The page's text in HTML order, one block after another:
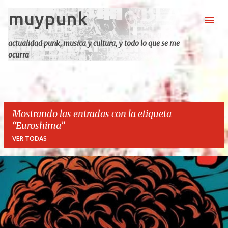
Ir al contenido principal
muypunk
actualidad punk, musica y cultura, y todo lo que se me
ocurra
Mostrando las entradas con la etiqueta
Euroshima
VER TODAS
E
t
r